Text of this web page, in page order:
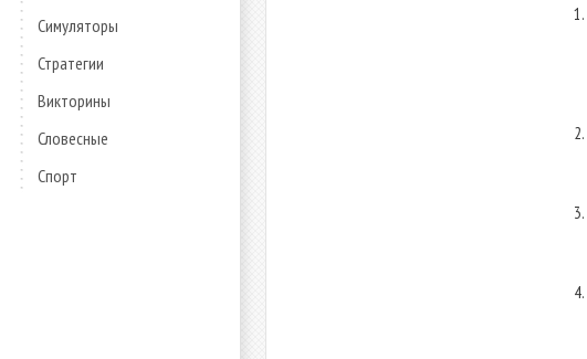
Симуляторы
Стратегии
Викторины
Словесные
Спорт